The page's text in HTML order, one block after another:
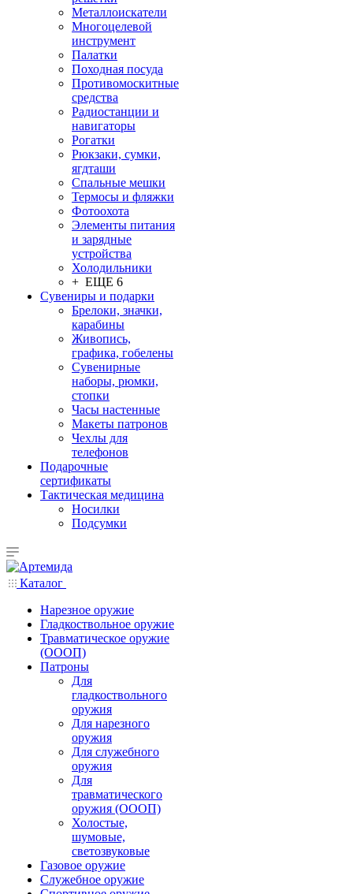
Металлоискатели
Многоцелевой
инструмент
Палатки
Походная посуда
Противомоскитные
средства
Радиостанции и
навигаторы
Рогатки
Рюкзаки, сумки,
ягдташи
Спальные мешки
Термосы и фляжки
Фотоохота
Элементы питания
и зарядные
устройства
Холодильники
+ ЕЩЕ 6
Сувениры и подарки
Брелоки, значки,
карабины
Живопись,
графика, гобелены
Сувенирные
наборы, рюмки,
стопки
Часы настенные
Макеты патронов
Чехлы для
телефонов
Подарочные
сертификаты
Тактическая медицина
Носилки
Подсумки
Каталог
Нарезное оружие
Гладкоствольное оружие
Травматическое оружие
(ОООП)
Патроны
Для
гладкоствольного
оружия
Для нарезного
оружия
Для служебного
оружия
Для
травматического
оружия (ОООП)
Холостые,
шумовые,
светозвуковые
Газовое оружие
Служебное оружие